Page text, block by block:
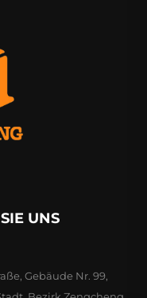
UNS
Gebäude Nr. 99,